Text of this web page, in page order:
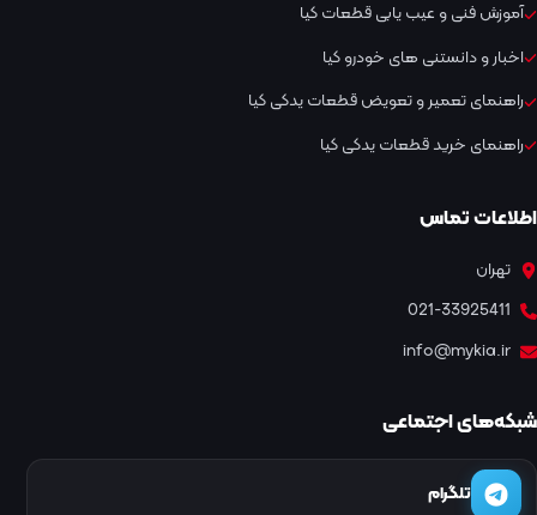
آموزش فنی و عیب یابی قطعات کیا
اخبار و دانستنی های خودرو کیا
راهنمای تعمیر و تعویض قطعات یدکی کیا
راهنمای خرید قطعات یدکی کیا
اطلاعات تماس
تهران
021-33925411
info@mykia.ir
شبکه‌های اجتماعی
تلگرام